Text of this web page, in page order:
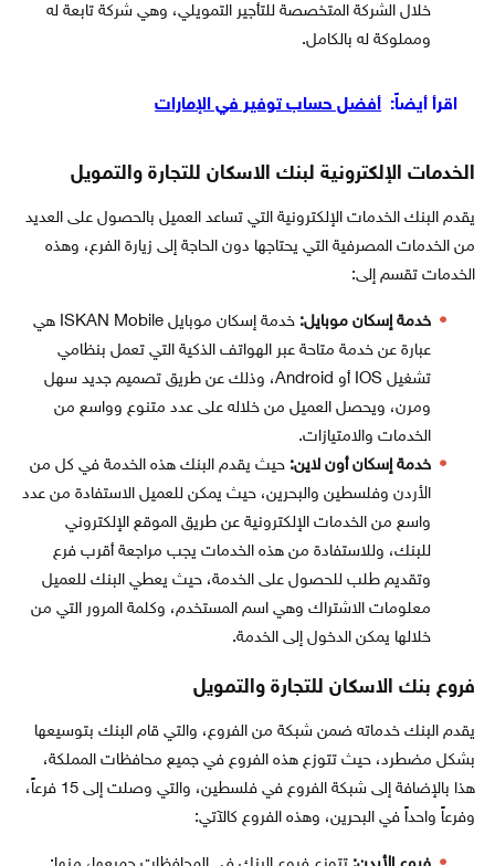
خلال الشركة المتخصصة للتأجير التمويلي، وهي شركة تابعة له
ومملوكة له بالكامل.
اقرأ أيضاً: أفضل حساب توفير في الإمارات
الخدمات الإلكترونية لبنك الاسكان للتجارة والتمويل
يقدم البنك الخدمات الإلكترونية التي تساعد العميل بالحصول على العديد
من الخدمات المصرفية التي يحتاجها دون الحاجة إلى زيارة الفرع، وهذه
الخدمات تقسم إلى:
خدمة إسكان موبايل:
خدمة إسكان موبايل ISKAN Mobile هي
عبارة عن خدمة متاحة عبر الهواتف الذكية التي تعمل بنظامي
تشغيل IOS أو Android، وذلك عن طريق تصميم جديد سهل
ومرن، ويحصل العميل من خلاله على عدد متنوع وواسع من
الخدمات والامتيازات.
خدمة إسكان أون لاين: حيث يقدم البنك هذه الخدمة في كل من
الأردن وفلسطين والبحرين، حيث يمكن للعميل الاستفادة من عدد
واسع من الخدمات الإلكترونية عن طريق الموقع الإلكتروني
للبنك، وللاستفادة من هذه الخدمات يجب مراجعة أقرب فرع
وتقديم طلب للحصول على الخدمة، حيث يعطي البنك للعميل
معلومات الاشتراك وهي اسم المستخدم، وكلمة المرور التي من
خلالها يمكن الدخول إلى الخدمة.
فروع بنك الاسكان للتجارة والتمويل
يقدم البنك خدماته ضمن شبكة من الفروع، والتي قام البنك بتوسيعها
بشكل مضطرد، حيث تتوزع هذه الفروع في جميع محافظات المملكة،
هذا بالإضافة إلى شبكة الفروع في فلسطين، والتي وصلت إلى 15 فرعاً،
وفرعاً واحداً في البحرين، وهذه الفروع كالآتي: